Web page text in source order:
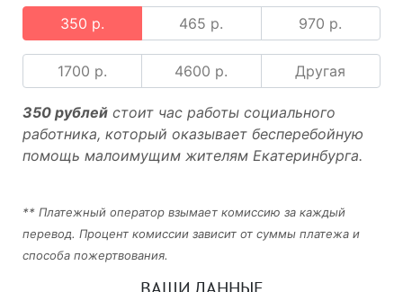
350 р. 465 р. 970 р.
1700 р. 4600 р. Другая
350 рублей стоит час работы социального
работника, который оказывает бесперебойную
помощь малоимущим жителям Екатеринбурга.
** Платежный оператор взымает комиссию за каждый
перевод. Процент комиссии зависит от суммы платежа и
способа пожертвования.